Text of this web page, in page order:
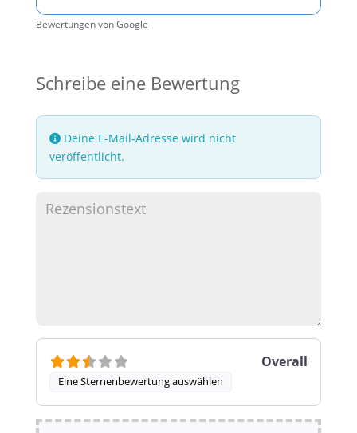
Bewertungen von Google
Schreibe eine Bewertung
Deine E-Mail-Adresse wird nicht
veröffentlicht.
Eine Sternenbewertung auswählen
Overall